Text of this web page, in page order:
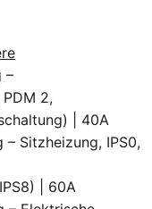
–
2,
| 40A
Sitzheizung, IPS0,
| 60A